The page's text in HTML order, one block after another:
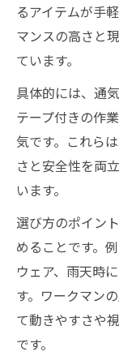
るアイテムが手
マンスの高さと
ています。
具体的には、通
テープ付きの作
気です。これら
さと安全性を両
います。
選び方のポイン
めることです。
ウェア、雨天時
す。ワークマン
て動きやすさや
です。